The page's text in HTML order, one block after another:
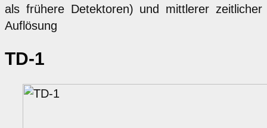
als frühere Detektoren) und mittlerer zeitlicher
Auflösung
TD-1